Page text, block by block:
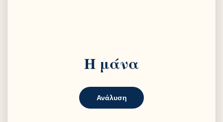
Η μάνα
Ανάλυση